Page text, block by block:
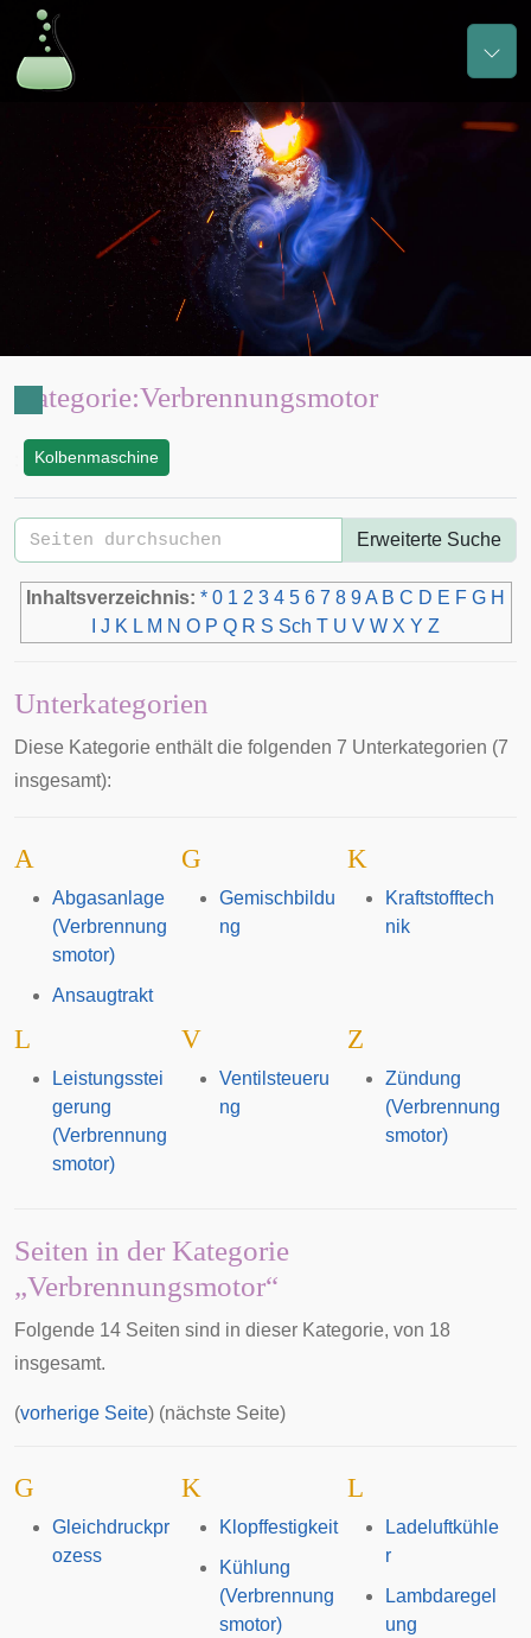
Kategorie:Verbrennungsmotor
Kolbenmaschine
Erweiterte Suche
Inhaltsverzeichnis: * 0 1 2 3 4 5 6 7 8 9A B C D E F G H
J K L M N O P Q R S Sch T U V W X Y Z
Unterkategorien
Diese Kategorie enthält die folgenden 7 Unterkategorien (7
insgesamt):
A
Abgasanlage
(Verbrennung
smotor)
Ansaugtrakt
G
Gemischbildu
ng
K
Kraftstofftech
nik
L
Leistungsstei
gerung
(Verbrennung
smotor)
V
Ventilsteueru
ng
Z
Zündung
(Verbrennung
smotor)
Seiten in der Kategorie
„Verbrennungsmotor“
Folgende 14 Seiten sind in dieser Kategorie, von 18
insgesamt.
(vorherige Seite) (nächste Seite)
G
Gleichdruckpr
ozess
K
Klopffestigkeit
Kühlung
(Verbrennung
smotor)
L
Ladeluftkühle
r
Lambdaregel
ung